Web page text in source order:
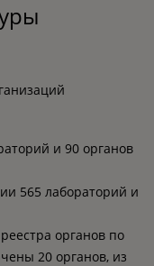
и 90 органов
565 лабораторий и
органов по
20 органов, из